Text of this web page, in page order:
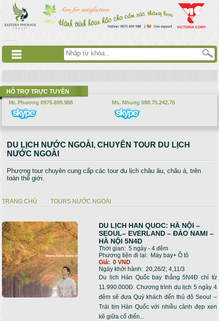
Nhảy đến nội dung
HỖ TRỢ TRỰC TUYẾN
Mr. Phương 0975.699.988 Ms. Nhung 098.75.242.75
DU LỊCH NƯỚC NGOÀI, CHUYÊN TOUR DU LỊCH
NƯỚC NGOÀI
Phượng tour chuyên cung cấp các tour du lịch châu âu, châu á, trên
toàn thế giới.
Bạn đang ở đây
TRANG CHỦ TOURS NƯỚC NGOÀI
DU LỊCH HAN QUOC: HÀ NỘI –
SEOUL– EVERLAND – ĐẢO NAMI –
HÀ NỘI 5N4D
Thời gian: 5 ngày - 4 đêm
Phương tiện đi lại: Máy bay+ Ô tô
Giá: 0 VND
Ngày khởi hành: 20,26/2; 4,11/3
Du lịch Hàn Quốc bay thẳng 5N4Đ chỉ từ
11.990.000Đ. Chương trình du lịch 5 ngày 4
đêm sẽ đưa Quý khách đến thủ đô Seoul –
Trái tim Hàn Quốc với nhiều cảnh đẹp xen
kẽ giữa cổ điển...
Trang